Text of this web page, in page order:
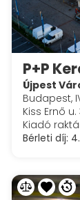
P+P
Újpest
Budapest,
Kiss Ernő u.
Kiadó
Bérleti díj: